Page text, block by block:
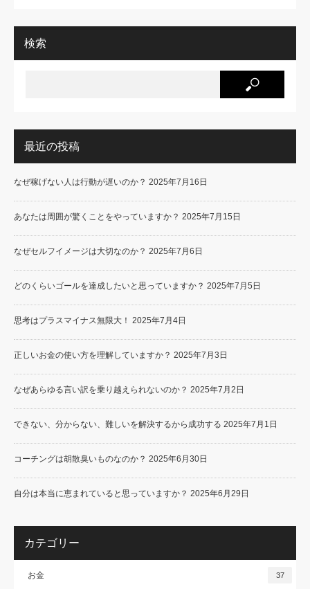
検索
最近の投稿
なぜ稼げない人は行動が遅いのか？ 2025年7月16日
あなたは周囲が驚くことをやっていますか？ 2025年7月15日
なぜセルフイメージは大切なのか？ 2025年7月6日
どのくらいゴールを達成したいと思っていますか？ 2025年7月5日
思考はプラスマイナス無限大！ 2025年7月4日
正しいお金の使い方を理解していますか？ 2025年7月3日
なぜあらゆる言い訳を乗り越えられないのか？ 2025年7月2日
できない、分からない、難しいを解決するから成功する 2025年7月1日
コーチングは胡散臭いものなのか？ 2025年6月30日
自分は本当に恵まれていると思っていますか？ 2025年6月29日
カテゴリー
お金 37